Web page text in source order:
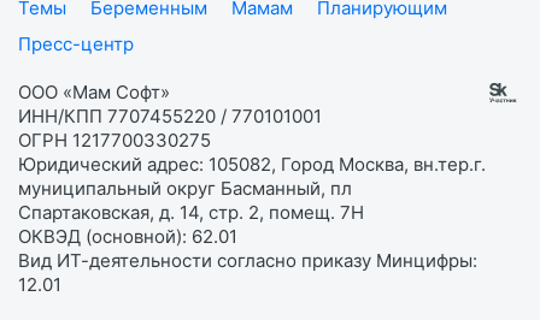
Темы
Беременным Мамам
Планирующим
Пресс-центр
ООО «Мам Софт»
ИНН/КПП 7707455220 / 770101001
ОГРН 1217700330275
Юридический адрес: 105082, Город Москва, вн.тер.г.
муниципальный округ Басманный, пл
Спартаковская, д. 14, стр. 2, помещ. 7Н
ОКВЭД (основной): 62.01
Вид ИТ-деятельности согласно приказу Минцифры:
12.01